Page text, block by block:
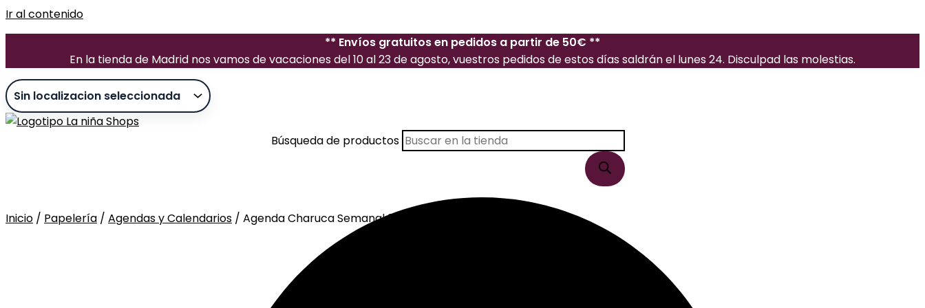
Ir al contenido
** Envíos gratuitos en pedidos a partir de 50€ **
En la tienda de Madrid nos vamos de vacaciones del 10 al 23 de agosto, vuestros pedidos de estos días saldrán el lunes 24. Disculpad las molestias.
Búsqueda de productos
Inicio / Papelería / Agendas y Calendarios / Agenda Charuca Semanal 2025 Black Grande
Sin stock